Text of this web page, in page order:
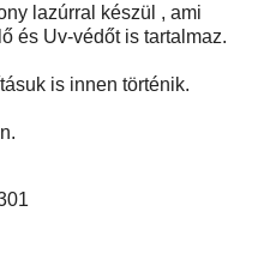
lazúrral készül , ami
és Uv-védőt is tartalmaz.
is innen történik.